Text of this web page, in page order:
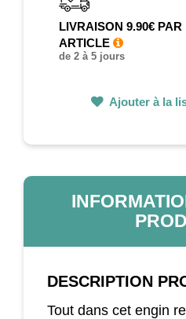
LIVRAISON 9.90€ PAR
ARTICLE
de 2 à 5 jours
Ajouter à la
DESCRIPTION
Tout dans cet engin